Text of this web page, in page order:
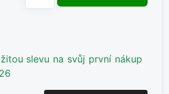
slevu na svůj první nákup